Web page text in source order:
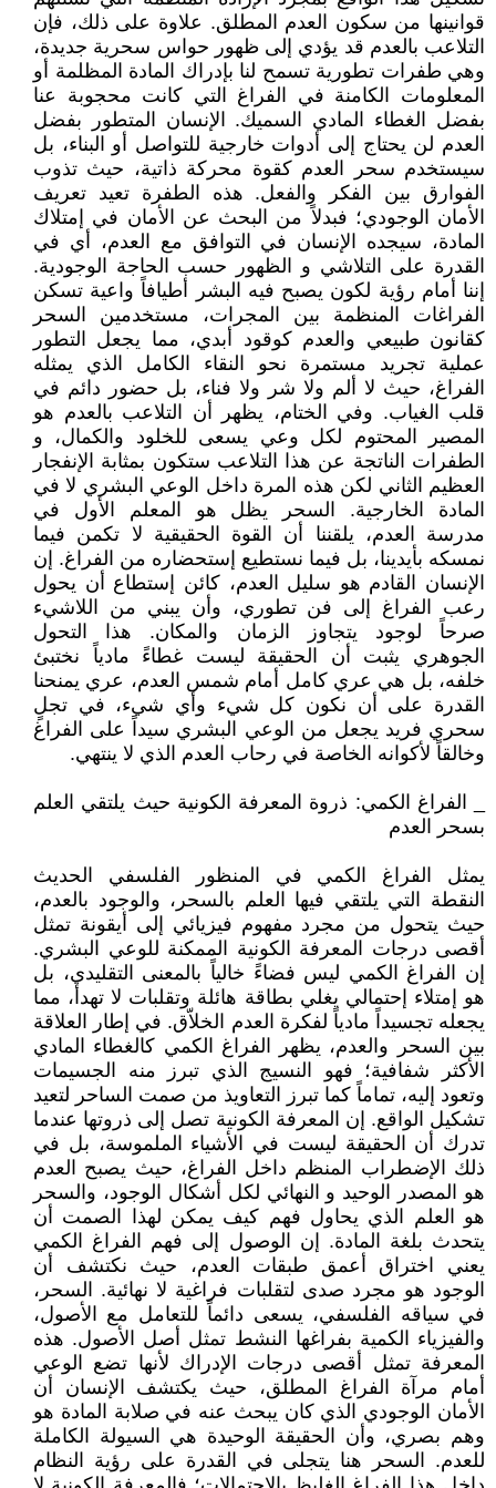
قوانينها من سكون العدم المطلق. علاوة على ذلك، فإن
التلاعب بالعدم قد يؤدي إلى ظهور حواس سحرية جديدة،
وهي طفرات تطورية تسمح لنا بإدراك المادة المظلمة أو
المعلومات الكامنة في الفراغ التي كانت محجوبة عنا
بفضل الغطاء المادي السميك. الإنسان المتطور بفضل
العدم لن يحتاج إلى أدوات خارجية للتواصل أو البناء، بل
سيستخدم سحر العدم كقوة محركة ذاتية، حيث تذوب
الفوارق بين الفكر والفعل. هذه الطفرة تعيد تعريف
الأمان الوجودي؛ فبدلاً من البحث عن الأمان في إمتلاك
المادة، سيجده الإنسان في التوافق مع العدم، أي في
القدرة على التلاشي و الظهور حسب الحاجة الوجودية.
إننا أمام رؤية لكون يصبح فيه البشر أطيافاً واعية تسكن
الفراغات المنظمة بين المجرات، مستخدمين السحر
كقانون طبيعي والعدم كوقود أبدي، مما يجعل التطور
عملية تجريد مستمرة نحو النقاء الكامل الذي يمثله
الفراغ، حيث لا ألم ولا شر ولا فناء، بل حضور دائم في
قلب الغياب. وفي الختام، يظهر أن التلاعب بالعدم هو
المصير المحتوم لكل وعي يسعى للخلود والكمال، و
الطفرات الناتجة عن هذا التلاعب ستكون بمثابة الإنفجار
العظيم الثاني لكن هذه المرة داخل الوعي البشري لا في
المادة الخارجية. السحر يظل هو المعلم الأول في
مدرسة العدم، يلقننا أن القوة الحقيقية لا تكمن فيما
نمسكه بأيدينا، بل فيما نستطيع إستحضاره من الفراغ. إن
الإنسان القادم هو سليل العدم، كائن إستطاع أن يحول
رعب الفراغ إلى فن تطوري، وأن يبني من اللاشيء
صرحاً لوجود يتجاوز الزمان والمكان. هذا التحول
الجوهري يثبت أن الحقيقة ليست غطاءً مادياً نختبئ
خلفه، بل هي عري كامل أمام شمس العدم، عري يمنحنا
القدرة على أن نكون كل شيء وأي شيء، في تجلٍ
سحري فريد يجعل من الوعي البشري سيداً على الفراغ
وخالقاً لأكوانه الخاصة في رحاب العدم الذي لا ينتهي.
_ الفراغ الكمي: ذروة المعرفة الكونية حيث يلتقي العلم
بسحر العدم
يمثل الفراغ الكمي في المنظور الفلسفي الحديث
النقطة التي يلتقي فيها العلم بالسحر، والوجود بالعدم،
حيث يتحول من مجرد مفهوم فيزيائي إلى أيقونة تمثل
أقصى درجات المعرفة الكونية الممكنة للوعي البشري.
إن الفراغ الكمي ليس فضاءً خالياً بالمعنى التقليدي، بل
هو إمتلاء إحتمالي يغلي بطاقة هائلة وتقلبات لا تهدأ، مما
يجعله تجسيداً مادياً لفكرة العدم الخلاّق. في إطار العلاقة
بين السحر والعدم، يظهر الفراغ الكمي كالغطاء المادي
الأكثر شفافية؛ فهو النسيج الذي تبرز منه الجسيمات
وتعود إليه، تماماً كما تبرز التعاويذ من صمت الساحر لتعيد
تشكيل الواقع. إن المعرفة الكونية تصل إلى ذروتها عندما
تدرك أن الحقيقة ليست في الأشياء الملموسة، بل في
ذلك الإضطراب المنظم داخل الفراغ، حيث يصبح العدم
هو المصدر الوحيد و النهائي لكل أشكال الوجود، والسحر
هو العلم الذي يحاول فهم كيف يمكن لهذا الصمت أن
يتحدث بلغة المادة. إن الوصول إلى فهم الفراغ الكمي
يعني اختراق أعمق طبقات العدم، حيث نكتشف أن
الوجود هو مجرد صدى لتقلبات فراغية لا نهائية. السحر،
في سياقه الفلسفي، يسعى دائماً للتعامل مع الأصول،
والفيزياء الكمية بفراغها النشط تمثل أصل الأصول. هذه
المعرفة تمثل أقصى درجات الإدراك لأنها تضع الوعي
أمام مرآة الفراغ المطلق، حيث يكتشف الإنسان أن
الأمان الوجودي الذي كان يبحث عنه في صلابة المادة هو
وهم بصري، وأن الحقيقة الوحيدة هي السيولة الكاملة
للعدم. السحر هنا يتجلى في القدرة على رؤية النظام